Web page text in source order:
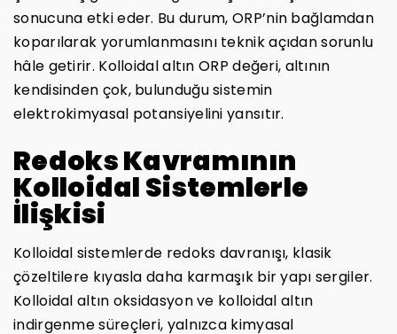
sonucuna etki eder. Bu durum, ORP’nin bağlamdan
koparılarak yorumlanmasını teknik açıdan sorunlu
hâle getirir. Kolloidal altın ORP değeri, altının
kendisinden çok, bulunduğu sistemin
elektrokimyasal potansiyelini yansıtır.
Redoks Kavramının
Kolloidal Sistemlerle
İlişkisi
Kolloidal sistemlerde redoks davranışı, klasik
çözeltilere kıyasla daha karmaşık bir yapı sergiler.
Kolloidal altın oksidasyon ve kolloidal altın
indirgenme süreçleri, yalnızca kimyasal